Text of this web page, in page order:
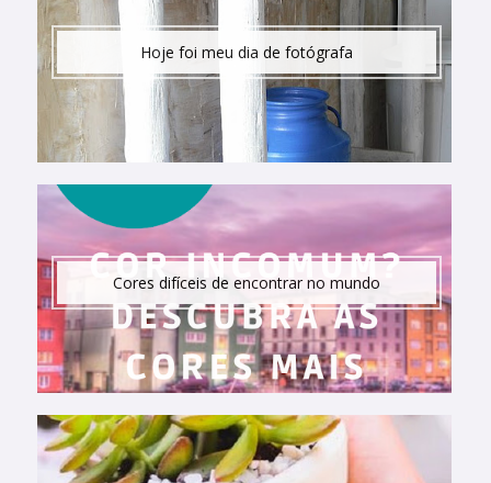
Hoje foi meu dia de fotógrafa
Cores difíceis de encontrar no mundo